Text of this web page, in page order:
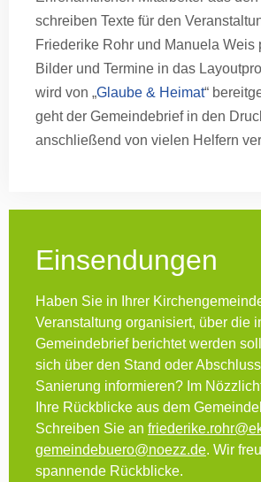
schreiben Texte für den
Friederike Rohr und Manuela Weis
Bilder und Termine in das
wird von „Glaube & Heimat“
geht der Gemeindebrief in den
anschließend von vielen Helfern
Einsendungen
Haben Sie in Ihrer
Veranstaltung organisiert, über die
Gemeindebrief berichtet werden
sich über den Stand oder
Sanierung informieren? Im
Ihre Rückblicke aus dem
Schreiben Sie an
gemeindebuero@noezz.de. Wir
spannende Rückblicke.